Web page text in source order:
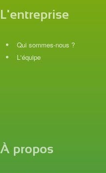
L'entreprise
Qui sommes-nous ?
L'équipe
À propos